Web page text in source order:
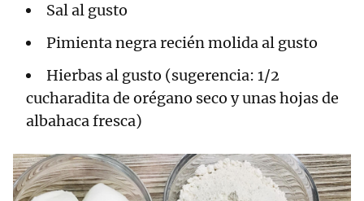
Sal al gusto
Pimienta negra recién molida al gusto
Hierbas al gusto (sugerencia: 1/2
cucharadita de orégano seco y unas hojas de
albahaca fresca)